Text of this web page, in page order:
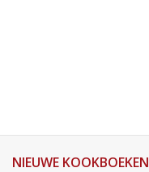
NIEUWE KOOKBOEKEN